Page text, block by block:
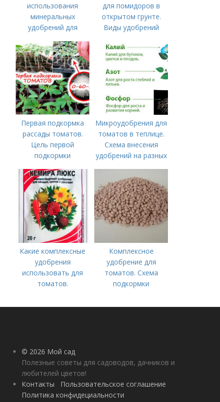
использования
минеральных
удобрений для
Минеральное
питание
для помидоров в
открытом грунте.
Виды удобрений
Первая подкормка
рассады томатов.
Цель первой
подкормки
Микроудобрения для
томатов в теплице.
Схема внесения
удобрений на разных
помидоров
Какие комплексные
удобрения
использовать для
томатов.
комплексные
Комплексное
удобрение для
томатов. Схема
подкормки
рассады до сбора
© 2026 Мой сад
Полезные советы для садоводов, дачников и
любителей цветов!
Контакты
Пользовательское соглашение
Политика конфидециальности